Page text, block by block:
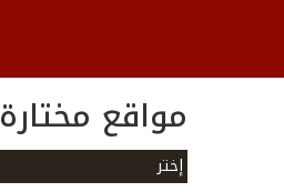
مواقع مختارة